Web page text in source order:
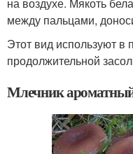
между пальцами,
Этот вид используют
продолжительной
Млечник